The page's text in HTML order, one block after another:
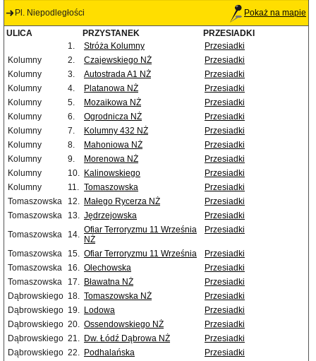
Pl. Niepodległości Pokaż na mapie
ULICA PRZYSTANEK
PRZESIADKI
1.
Stróża Kolumny
Przesiadki
Kolumny
2. Czajewskiego NŻ
Przesiadki
Kolumny
3. Autostrada A1 NŻ
Przesiadki
Kolumny
4. Platanowa NŻ
Przesiadki
Kolumny
5. Mozaikowa NŻ
Przesiadki
Kolumny
6. Ogrodnicza NŻ
Przesiadki
Kolumny
7. Kolumny 432 NŻ
Przesiadki
Kolumny
8. Mahoniowa NŻ
Przesiadki
Kolumny
9. Morenowa NŻ
Przesiadki
Kolumny
10. Kalinowskiego
Przesiadki
Kolumny
11. Tomaszowska
Przesiadki
Tomaszowska
12. Małego Rycerza NŻ
Przesiadki
Tomaszowska
13. Jędrzejowska
Przesiadki
Tomaszowska
14. Ofiar Terroryzmu 11 Września
NŻ
Przesiadki
Tomaszowska 15. Ofiar Terroryzmu 11 Września
Przesiadki
Tomaszowska
16. Olechowska
Przesiadki
Tomaszowska
17. Bławatna NŻ
Przesiadki
Dąbrowskiego 18. Tomaszowska NŻ
Przesiadki
Dąbrowskiego 19. Lodowa
Przesiadki
Dąbrowskiego 20. Ossendowskiego NŻ
Przesiadki
Dąbrowskiego 21. Dw. Łódź Dąbrowa NŻ
Przesiadki
Dąbrowskiego 22. Podhalańska
Przesiadki